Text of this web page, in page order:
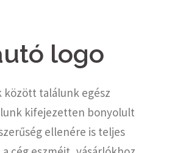
logo
között találunk egész
kifejezetten bonyolult
ellenére is teljes